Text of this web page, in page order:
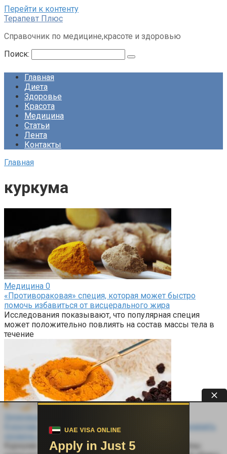
Перейти к контенту
Терапевт Плюс
Справочник по медицине,красоте и здоровью
Поиск:
Главная
Диета
Здоровье
Красота
Медицина
Статьи
Лента
Контакты
Главная
куркума
Медицина 0
«Противораковая» специя, которая может быстро
помочь избавиться от висцерального жира
Исследования показывают, что популярная специя
может положительно повлиять на состав массы тела в
течение
Здоровье
Куркума: можно ли с ее помощью похудеть и понизить
уровень сахара?
Куркума — одно из тех веществ, которые способны